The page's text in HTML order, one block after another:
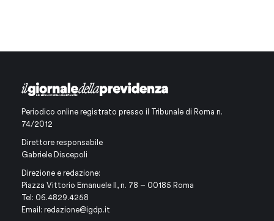
Periodico online registrato presso il Tribunale di Roma n.
74/2012
Direttore responsabile
Gabriele Discepoli
Direzione e redazione:
Piazza Vittorio Emanuele II, n. 78 – 00185 Roma
Tel: 06.4829.4258
Email: redazione@igdp.it